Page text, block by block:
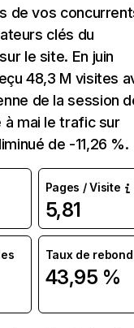
de vos
clés du
le site. En juin
48,3 M visites
de la session
à mai le trafic sur
de -11,26 %.
Pages / Visite
5,81
Taux de rebond
43,95 %